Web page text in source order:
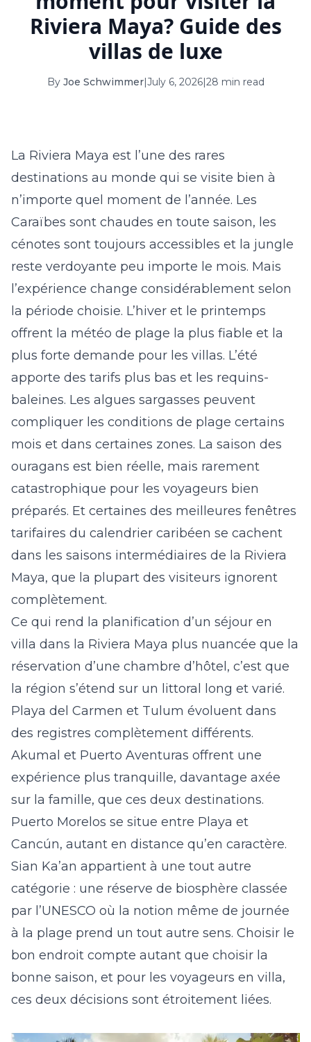
16 17 18 19 20 21 22
24 26 27
1 2 3 4
13 14 15 16 17 18 19
20 21 22 23 24 25 26
Riviera Maya? Guide des
villas de luxe
By Joe Schwimmer|July 6, 2026|28 min read
La Riviera Maya est l’une des rares
destinations au monde qui se visite bien à
n’importe quel moment de l’année. Les
Caraïbes sont chaudes en toute saison, les
cénotes sont toujours accessibles et la jungle
reste verdoyante peu importe le mois. Mais
l’expérience change considérablement selon
la période choisie. L’hiver et le printemps
offrent la météo de plage la plus fiable et la
plus forte demande pour les villas. L’été
apporte des tarifs plus bas et les requins-
baleines. Les algues sargasses peuvent
compliquer les conditions de plage certains
mois et dans certaines zones. La saison des
ouragans est bien réelle, mais rarement
catastrophique pour les voyageurs bien
préparés. Et certaines des meilleures fenêtres
tarifaires du calendrier caribéen se cachent
dans les saisons intermédiaires de la Riviera
Maya, que la plupart des visiteurs ignorent
complètement.
Ce qui rend la planification d’un séjour en
villa dans la Riviera Maya plus nuancée que la
réservation d’une chambre d’hôtel, c’est que
la région s’étend sur un littoral long et varié.
Playa del Carmen et Tulum évoluent dans
des registres complètement différents.
Akumal et Puerto Aventuras offrent une
expérience plus tranquille, davantage axée
sur la famille, que ces deux destinations.
Puerto Morelos se situe entre Playa et
Cancún, autant en distance qu’en caractère.
Sian Ka’an appartient à une tout autre
catégorie : une réserve de biosphère classée
par l’UNESCO où la notion même de journée
à la plage prend un tout autre sens. Choisir le
bon endroit compte autant que choisir la
bonne saison, et pour les voyageurs en villa,
ces deux décisions sont étroitement liées.